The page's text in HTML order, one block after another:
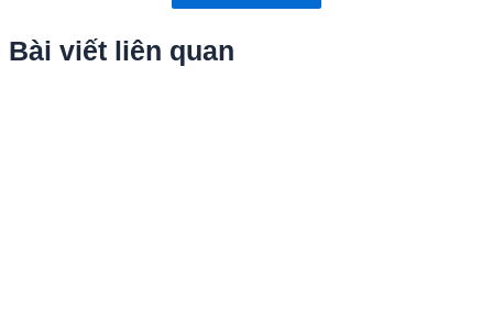
Bài viết liên quan